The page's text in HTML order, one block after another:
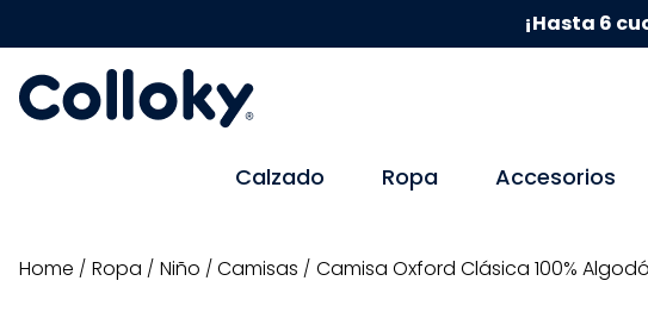
¡Hasta 6
Calzado Ropa Accesorios
ropa niño camisas Camisa Oxford Clásica 100%